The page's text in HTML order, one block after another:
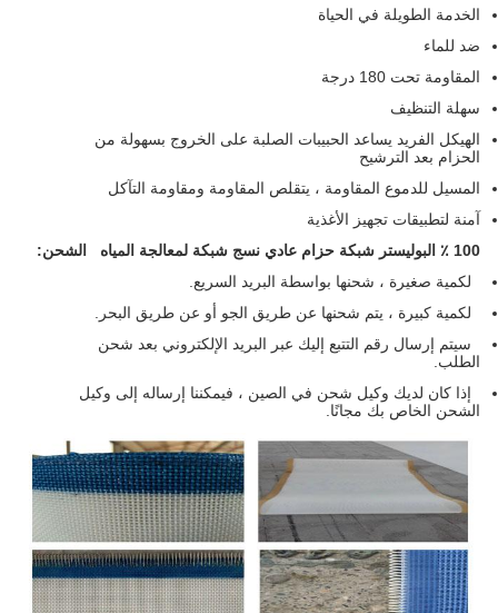
الخدمة الطويلة في الحياة
ضد للماء
المقاومة تحت 180 درجة
سهلة التنظيف
الهيكل الفريد يساعد الحبيبات الصلبة على الخروج بسهولة من
الحزام بعد الترشيح
المسيل للدموع المقاومة ، يتقلص المقاومة ومقاومة التآكل
آمنة لتطبيقات تجهيز الأغذية
100 ٪ البوليستر شبكة حزام عادي نسج شبكة لمعالجة المياه
الشحن:
لكمية صغيرة ، شحنها بواسطة البريد السريع.
لكمية كبيرة ، يتم شحنها عن طريق الجو أو عن طريق البحر.
سيتم إرسال رقم التتبع إليك عبر البريد الإلكتروني بعد شحن
الطلب.
إذا كان لديك وكيل شحن في الصين ، فيمكننا إرساله إلى وكيل
الشحن الخاص بك مجانًا.